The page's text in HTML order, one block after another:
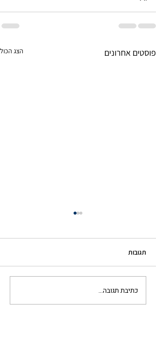
פוסטים אחרונים הצג הכול
טעויות בדאטה עולות כסף: כך
תמנעו אותן עם Data
תגובות
כתיבת תגובה...